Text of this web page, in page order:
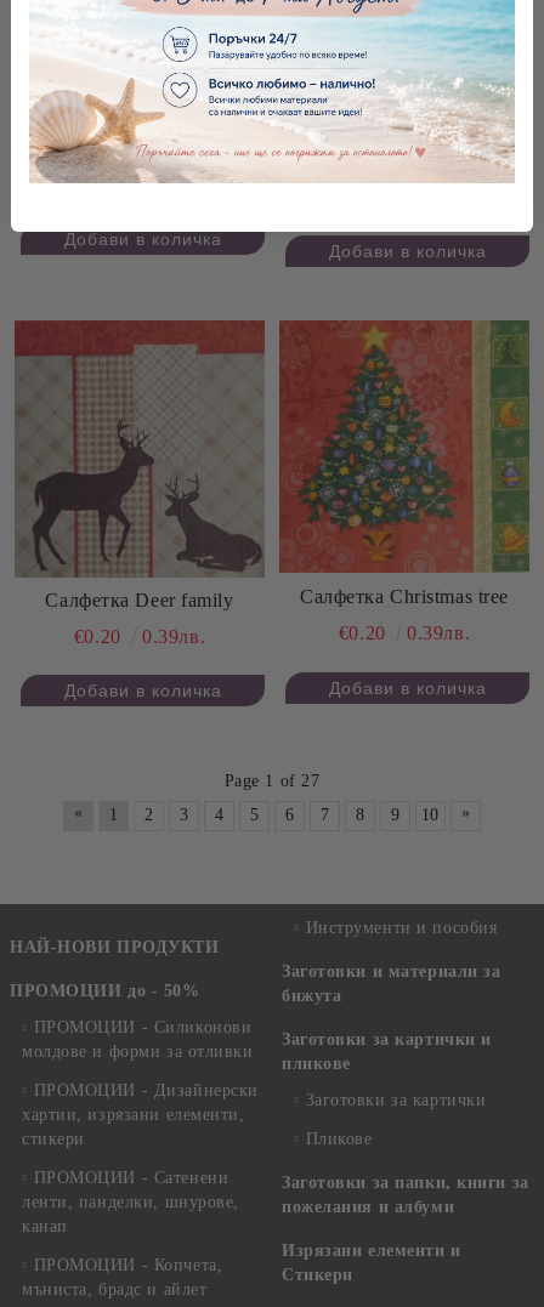
Салфетка Christmas bell
€0.20 0.39лв.
Салфетка Christmas feeling
red
Салфетка Deer family
€0.20
0.39лв.
Салфетка Christmas tree
€0.20
0.39лв.
Page 1 of 27
«
1 2 3 4 5 6 7 8 9 10 »
НАЙ-НОВИ ПРОДУКТИ
ПРОМОЦИИ до - 50%
ПРОМОЦИИ - Силиконови
молдове и форми за отливки
ПРОМОЦИИ - Дизайнерски
хартии, изрязани елементи,
стикери
ПРОМОЦИИ - Сатенени
ленти, панделки, шнурове,
канап
ПРОМОЦИИ - Копчета,
мъниста, брадс и айлет
Инструменти и пособия
Заготовки и материали за
бижута
Заготовки за картички и
пликове
Заготовки за картички
Пликове
Заготовки за папки, книги за
пожелания и албуми
Изрязани елементи и
Стикери